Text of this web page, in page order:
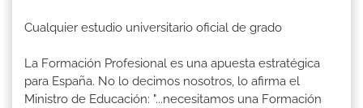
Cualquier estudio universitario oficial de grado
La Formación Profesional es una apuesta estratégica
para España. No lo decimos nosotros, lo afirma el
Ministro de Educación: "...necesitamos una Formación